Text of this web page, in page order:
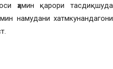
ҳамин қарори тасдиқшуда
намудани хатмкунандагони